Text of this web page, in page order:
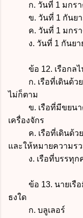
ก. วันที่ 1 มกราค
ข. วันที่ 1 กันย
ค. วันที่ 1 มกร
ง. วันที่ 1 กันยา
ข้อ 12. เรือกลไฟ
ก. เรือที่เดินด้วยเ
ไม่ก็ตาม
ข. เรือที่มีขยนาด
เครื่องจักร
ค. เรือที่เดินด้วยเ
และให้หมายความร
ง. เรือที่บรรทุกค
ข้อ 13. นายเรือมี
ธงใด
ก. บลูเลอร์